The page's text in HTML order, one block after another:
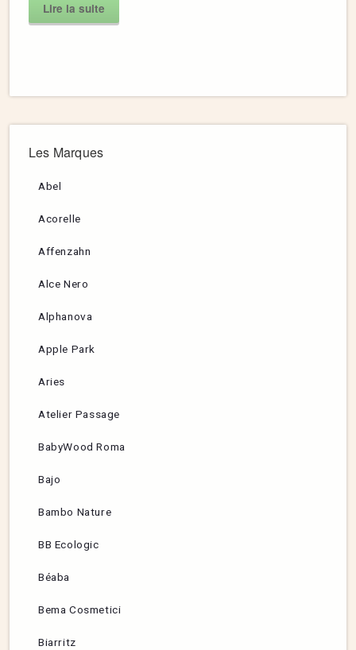
Lire la suite
Les Marques
Abel
Acorelle
Affenzahn
Alce Nero
Alphanova
Apple Park
Aries
Atelier Passage
BabyWood Roma
Bajo
Bambo Nature
BB Ecologic
Béaba
Bema Cosmetici
Biarritz